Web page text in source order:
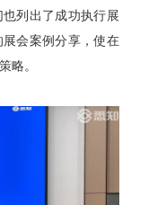
列出了成功执行展
会案例分享，使在
略。